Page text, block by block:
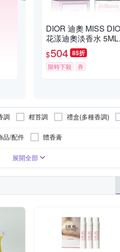
戀人獻禮週
滿1件享87折
DIOR 迪奧 MISS
花漾迪奧淡香水 5ML
沾式小香 新版
$504 85折
限時下殺 券
調 柑苔調 禮盒(多種香調)
品/配件 體香膏
展開全部